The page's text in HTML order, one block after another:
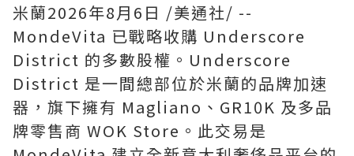
米蘭2026年8月6日 /美通社/ --
MondeVita 已戰略收購 Underscore
District 的多數股權。Underscore
District 是一間總部位於米蘭的品牌加速
器，旗下擁有 Magliano、GR10K 及多品
牌零售商 WOK Store。此交易是